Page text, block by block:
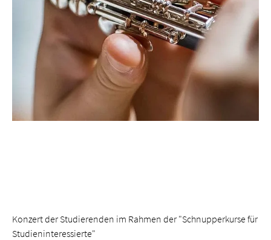
Konzert der Studierenden im Rahmen der "Schnupperkurse für
Studien­interessierte"